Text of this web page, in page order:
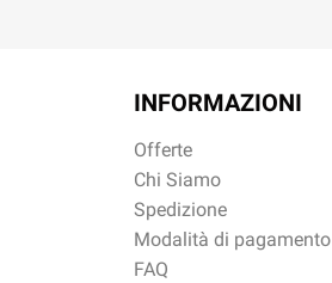
INFORMAZIONI
Offerte
Chi Siamo
Spedizione
Modalità di pagamento
FAQ